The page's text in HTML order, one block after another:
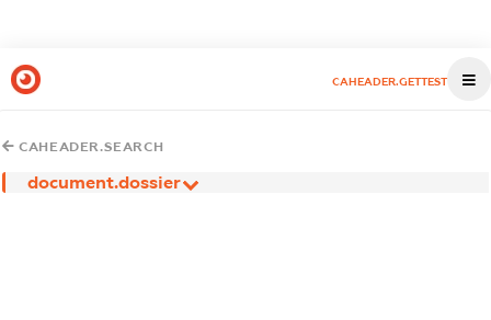
CAHEADER.GETTEST
CAHEADER.SEARCH
document.dossier